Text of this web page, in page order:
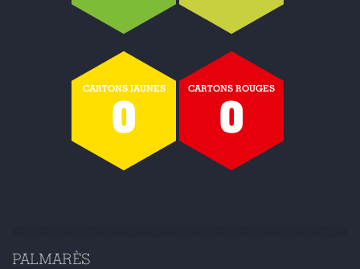
CARTONS JAUNES
0
CARTONS ROUGES
0
PALMARÈS